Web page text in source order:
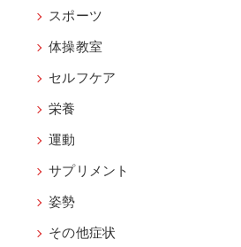
スポーツ
体操教室
セルフケア
栄養
運動
サプリメント
姿勢
その他症状